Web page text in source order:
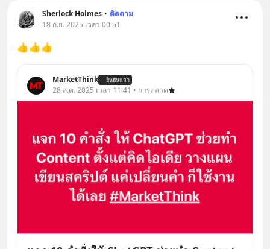
Sherlock Holmes • ติดตาม
18 ก.ย. 2025 เวลา 00:51
👍👍👍
MarketThink ยืนยันแล้ว
28 ส.ค. 2025 เวลา 11:41 • การตลาด